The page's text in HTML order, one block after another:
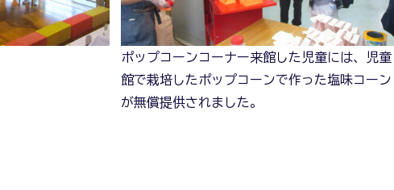
ポップコーンコーナー来館した児童には、児童
館で栽培したポップコーンで作った塩味コーン
が無償提供されました。